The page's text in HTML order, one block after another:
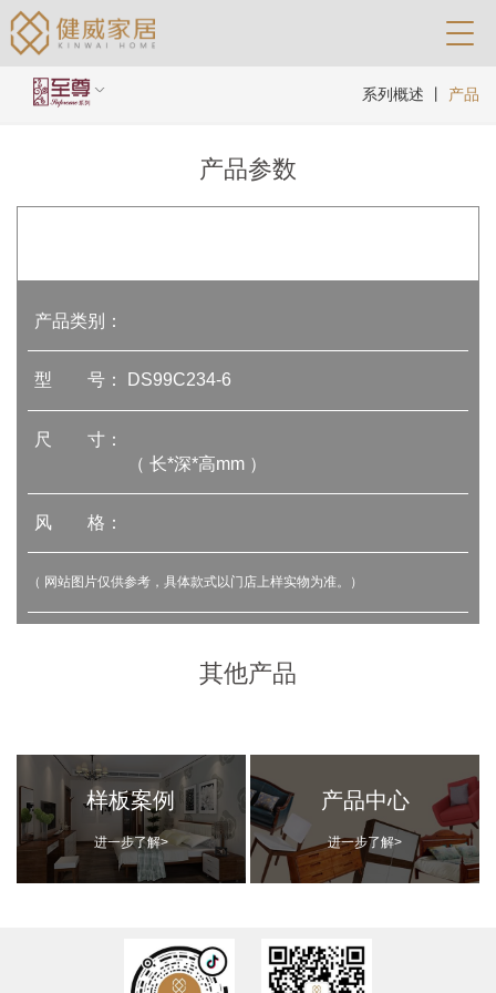
系列概述 产品
产品参数
产品类别：
型 号： DS99C234-6
尺 寸：
（ 长*深*高mm ）
风 格：
（ 网站图片仅供参考，具体款式以门店上样实物为准。）
其他产品
样板案例
进一步了解>
产品中心
进一步了解>